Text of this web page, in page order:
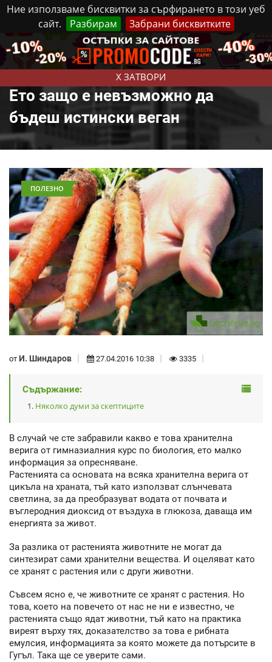
Ние използваме бисквитки за сърфирането в този уеб
сайт.
Разбирам Забрани бисквитките
X ЗАТВОРИ
Събота, 8 Август, 2026 Реклама Контакти
Ето защо е невъзможно да
бъдеш истински веган
ПОЛЕЗНО
от И. Шиндаров 27.04.2016 10:38 3335
Съдържание:
Няколко думи за скептиците
В случай че сте забравили какво е това хранителна
верига от гимназиалния курс по биология, ето малко
информация за опресняване.
Растенията са основата на всяка хранителна верига от
цикъла на храната, тъй като използват слънчевата
светлина, за да преобразуват водата от почвата и
въглеродния диоксид от въздуха в глюкоза, даваща им
енергията за живот.
За разлика от растенията животните не могат да
синтезират сами хранителни вещества. И оцеляват като
се хранят с растения или с други животни.
Съвсем ясно е, че животните се хранят с растения. Но
това, което на повечето от нас не ни е известно, че
растенията също ядат животни, тъй като на практика
виреят върху тях, доказателство за това е рибната
емулсия, информацията за която можете да потърсите в
Гугъл. Така ще се уверите сами.